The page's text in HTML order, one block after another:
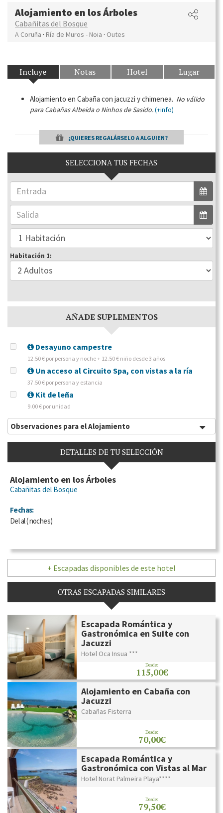
Alojamiento en los Árboles
Cabañitas del Bosque
A Coruña · Ría de Muros - Noia · Outes
Incluye Notas Hotel Lugar
Alojamiento en Cabaña con jacuzzi y chimenea. No válido
para Cabañas Albeida o Ninhos de Sasido.(+info)
¿QUIERES REGALÁRSELO A ALGUIEN?
SELECCIONA TUS FECHAS
Habitación 1:
AÑADE SUPLEMENTOS
Desayuno campestre
12.50 € por persona y noche + 12.50 € niño desde 3 años
Un acceso al Circuito Spa, con vistas a la ría
37.50 € por persona y estancia
Kit de leña
9.00 € por unidad
Observaciones para el Alojamiento
DETALLES DE TU SELECCIÓN
Alojamiento en los Árboles
Cabañitas del Bosque
Fechas:
Delal(noches)
+ Escapadas disponibles de este hotel
OTRAS ESCAPADAS SIMILARES
Escapada Romántica y
Gastronómica en Suite con
Jacuzzi
Hotel Oca Insua ***
Desde:
115,00€
Alojamiento en Cabaña con
Jacuzzi
Cabañas Fisterra
Desde:
70,00€
Escapada Romántica y
Gastronómica con Vistas al Mar
Hotel Norat Palmeira Playa****
Desde:
79,50€